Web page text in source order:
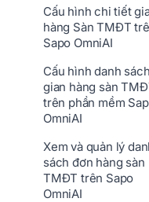
Cấu hình chi tiết
hàng Sàn TMĐT
Sapo OmniAI
Cấu hình danh sách
gian hàng sàn
trên phần mềm
OmniAI
Xem và quản lý
sách đơn hàng sàn
TMĐT trên Sapo
OmniAI